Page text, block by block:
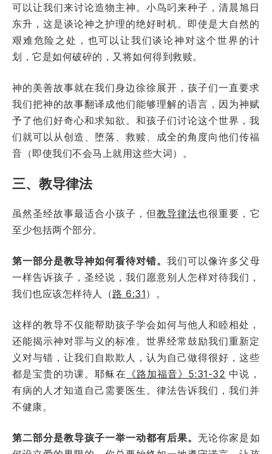
可以让我们来讨论造物主神。小鸟叼来种子，清晨旭日
东升，这是谈论神之护理的绝好时机。即使是大自然的
艰难危险之处，也可以让我们谈论神对这个世界的计
划，它是如何破碎的，又将如何得到救赎。
神的美善故事就在我们身边徐徐展开，孩子们一直要求
我们把神的故事翻译成他们能够理解的语言，因为神赋
予了他们好奇心和求知欲。和孩子们讨论这个世界，我
们就可以从创造、堕落、救赎、成全的角度向他们传福
音（即使我们不会马上就用这些大词）。
三、教导律法
虽然圣经故事最适合小孩子，但教导律法也很重要，它
至少包括两个部分。
第一部分是教导神如何看待对错。我们可以像许多父母
一样告诉孩子，圣经说，我们愿意别人怎样对待我们，
我们也应该怎样待人（路 6:31）。
这样的教导不仅能帮助孩子学会如何与他人和睦相处，
还能揭示神对罪与义的标准。世界经常鼓励我们重新定
义对与错，让我们自欺欺人，认为自己做得很好，这些
都是宝贵的功课。耶稣在 《路加福音》5:31-32 中说，
有病的人才知道自己需要医生。律法告诉我们，我们并
不健康。
第二部分是教导孩子一举一动都有后果。无论你家是如